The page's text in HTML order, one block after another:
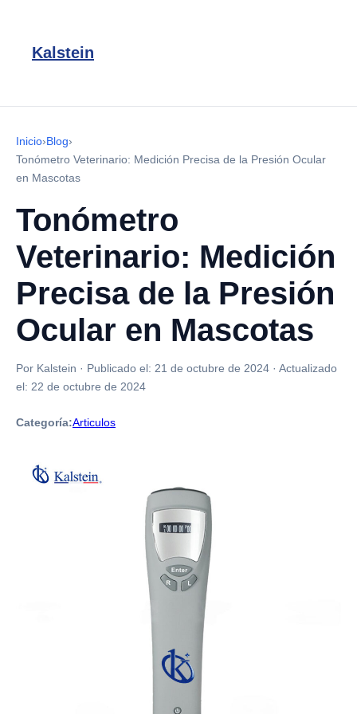
Kalstein
Inicio›Blog›
Tonómetro Veterinario: Medición Precisa de la Presión Ocular
en Mascotas
Tonómetro
Veterinario: Medición
Precisa de la Presión
Ocular en Mascotas
Por Kalstein · Publicado el: 21 de octubre de 2024 · Actualizado
el: 22 de octubre de 2024
Categoría:Articulos